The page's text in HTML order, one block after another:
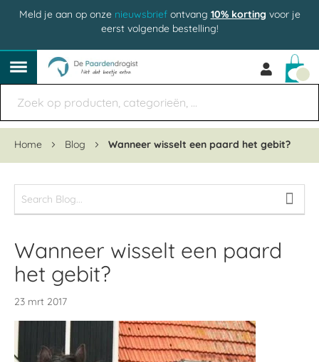
Meld je aan op onze nieuwsbriefontvang 10% korting voor je
eerst volgende bestelling!
Home Blog Wanneer wisselt een paard het gebit?
Wanneer wisselt een paard
het gebit?
23 mrt 2017